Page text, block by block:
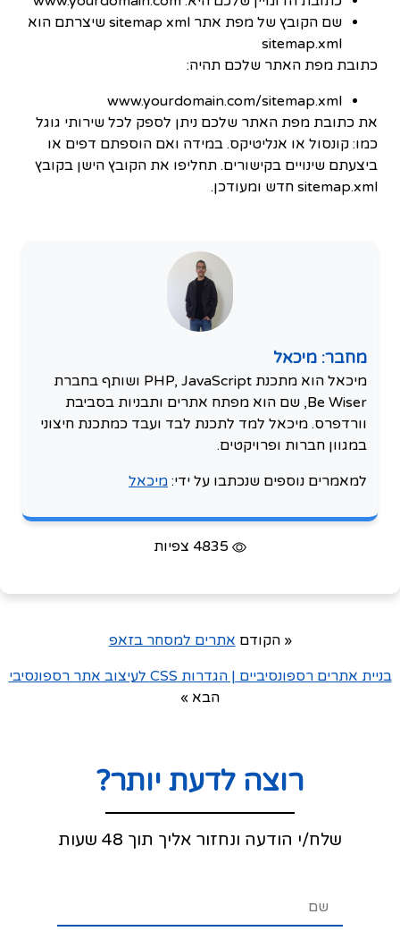
שם הקובץ של מפת אתר sitemap xml שיצרתם הוא
sitemap.xml
כתובת מפת האתר שלכם תהיה:
www.yourdomain.com/sitemap.xml
את כתובת מפת האתר שלכם ניתן לספק לכל שירותי גוגל
כמו: קונסול או אנליטיקס. במידה ואם הוספתם דפים או
ביצעתם שינויים בקישורים. תחליפו את הקובץ הישן בקובץ
sitemap.xml חדש ומעודכן.
מחבר: מיכאל
מיכאל הוא מתכנת PHP, JavaScript ושותף בחברת
Be Wiser, שם הוא מפתח אתרים ותבניות בסביבת
וורדפרס. מיכאל למד לתכנת לבד ועבד כמתכנת חיצוני
במגוון חברות ופרויקטים.
למאמרים נוספים שנכתבו על ידי: מיכאל
« הקודם אתרים למסחר בזאפ
בניית אתרים רספונסיביים | הגדרות CSS לעיצוב אתר רספונסיבי
הבא »
רוצה לדעת יותר?
שלח/י הודעה ונחזור אליך תוך 48 שעות